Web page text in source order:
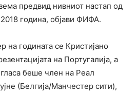
предвид нивниот настап од
2018 година, објави ФИФА.
на годината се Кристијано
на Португалија, а
беше член на Реал
(Белгија/Манчестер сити),